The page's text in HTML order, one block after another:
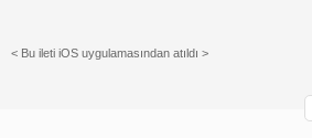
< Bu ileti iOS uygulamasından atıldı >